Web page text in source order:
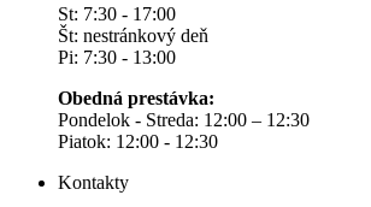
St: 7:30 - 17:00
Št: nestránkový deň
Pi: 7:30 - 13:00
Obedná prestávka:
Pondelok - Streda: 12:00 – 12:30
Piatok: 12:00 - 12:30
Kontakty